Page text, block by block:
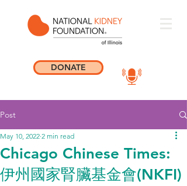
DONATE
Post
Chicago Chinese Times:
伊州國家腎臟基金會(NKFI)
May 10, 2022 2 min read